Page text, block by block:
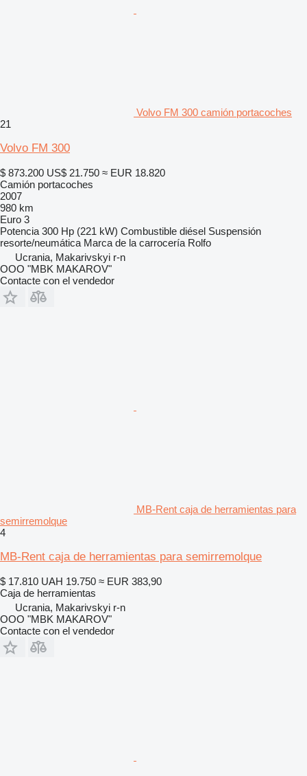
Volvo FM 300 camión portacoches
21
Volvo FM 300
$ 873.200 US$ 21.750 ≈ EUR 18.820
Camión portacoches
2007
980 km
Euro 3
Potencia 300 Hp (221 kW) Combustible diésel Suspensión
resorte/neumática Marca de la carrocería Rolfo
Ucrania, Makarivskyi r-n
OOO "MBK MAKAROV"
Contacte con el vendedor
MB-Rent caja de herramientas para
semirremolque
4
MB-Rent caja de herramientas para semirremolque
$ 17.810 UAH 19.750 ≈ EUR 383,90
Caja de herramientas
Ucrania, Makarivskyi r-n
OOO "MBK MAKAROV"
Contacte con el vendedor